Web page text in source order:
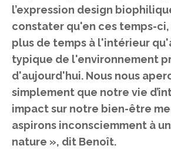
l’expression design
constater qu'en ces temps-ci,
plus de temps à l'intérieur
typique de l'environnement
d'aujourd'hui. Nous nous
simplement que notre vie
impact sur notre bien-être
aspirons inconsciemment à
nature », dit Benoît.